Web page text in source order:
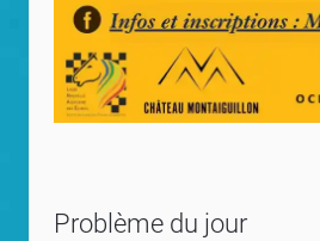
Problème du jour